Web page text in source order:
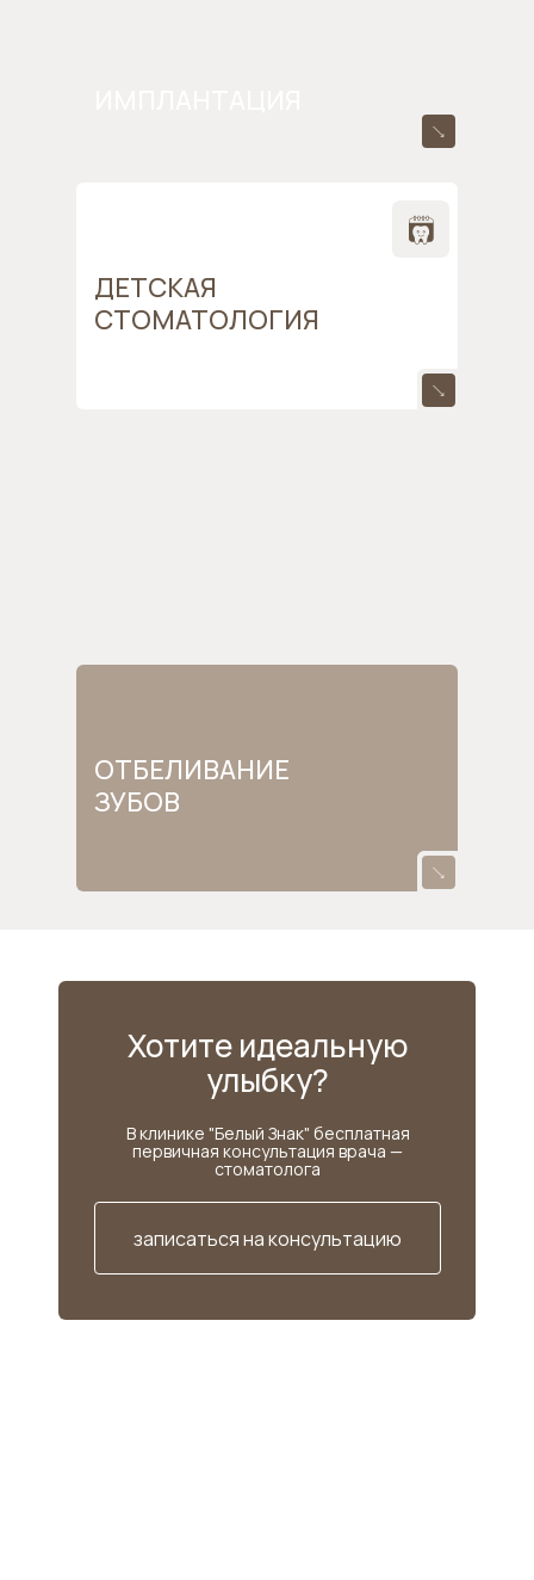
ДЕТСКАЯ
СТОМАТОЛОГИЯ
ОТБЕЛИВАНИЕ
ЗУБОВ
Хотите идеальную
улыбку?
В клинике "Белый Знак" бесплатная
первичная консультация врача —
стоматолога
записаться на консультацию